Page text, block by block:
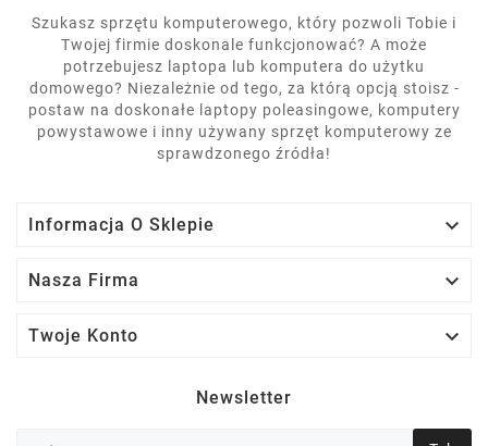
Szukasz sprzętu komputerowego, który pozwoli Tobie i
Twojej firmie doskonale funkcjonować? A może
potrzebujesz laptopa lub komputera do użytku
domowego? Niezależnie od tego, za którą opcją stoisz -
postaw na doskonałe laptopy poleasingowe, komputery
powystawowe i inny używany sprzęt komputerowy ze
sprawdzonego źródła!
Informacja O Sklepie 
Nasza Firma 
Twoje Konto 
Newsletter